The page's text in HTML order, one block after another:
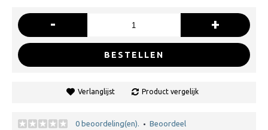
- +
BESTELLEN
Verlanglijst Product vergelijk
0 beoordeling(en). • Beoordeel